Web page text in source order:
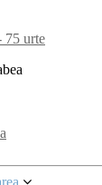
75 urte